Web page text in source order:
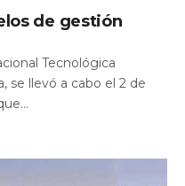
de gestión
Tecnológica
se llevó a cabo el 2 de